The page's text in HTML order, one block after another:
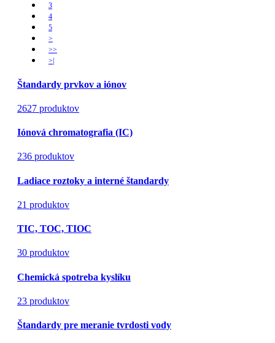
3
4
5
>
>>
>|
Štandardy prvkov a iónov
2627 produktov
Iónová chromatografia (IC)
236 produktov
Ladiace roztoky a interné štandardy
21 produktov
TIC, TOC, TIOC
30 produktov
Chemická spotreba kyslíku
23 produktov
Štandardy pre meranie tvrdosti vody